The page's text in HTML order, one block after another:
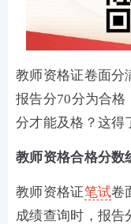
教师资格证卷面分
报告分70分为合
分才能及格？这得
教师资格合格分数
教师资格证笔试卷
成绩查询时，报告